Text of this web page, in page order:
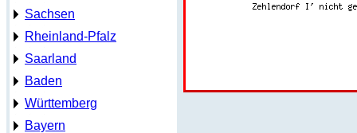
Sachsen
Rheinland-Pfalz
Saarland
Baden
Württemberg
Bayern